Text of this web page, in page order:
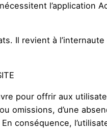
l’application
Il revient à
pour offrir aux
omissions, d’une
conséquence,